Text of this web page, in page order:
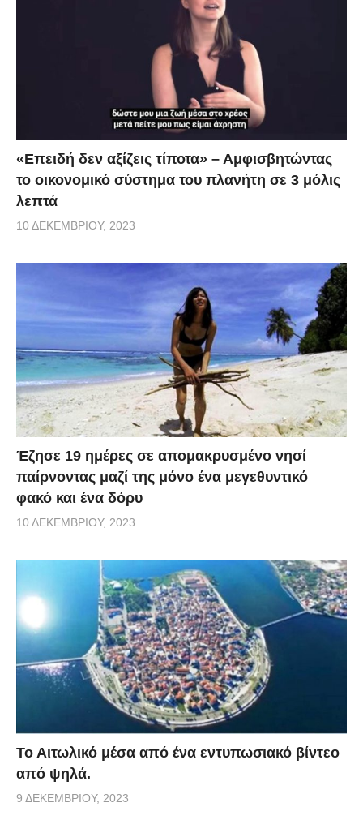
«Επειδή δεν αξίζεις τίποτα» – Αμφισβητώντας
το οικονομικό σύστημα του πλανήτη σε 3 μόλις
λεπτά
10 ΔΕΚΕΜΒΡΊΟΥ, 2023
Έζησε 19 ημέρες σε απομακρυσμένο νησί
παίρνοντας μαζί της μόνο ένα μεγεθυντικό
φακό και ένα δόρυ
10 ΔΕΚΕΜΒΡΊΟΥ, 2023
Το Αιτωλικό μέσα από ένα εντυπωσιακό βίντεο
από ψηλά.
9 ΔΕΚΕΜΒΡΊΟΥ, 2023